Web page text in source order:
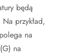
będą
przykład,
na
na